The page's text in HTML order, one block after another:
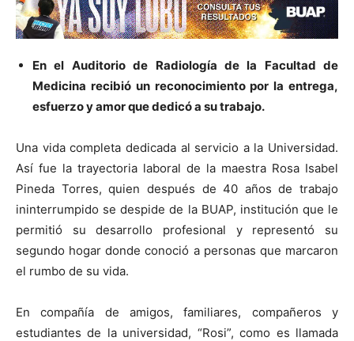
En el Auditorio de Radiología de la Facultad de
Medicina recibió un reconocimiento por la entrega,
esfuerzo y amor que dedicó a su trabajo.
Una vida completa dedicada al servicio a la Universidad.
Así fue la trayectoria laboral de la maestra Rosa Isabel
Pineda Torres, quien después de 40 años de trabajo
ininterrumpido se despide de la BUAP, institución que le
permitió su desarrollo profesional y representó su
segundo hogar donde conoció a personas que marcaron
el rumbo de su vida.
En compañía de amigos, familiares, compañeros y
estudiantes de la universidad, “Rosi”, como es llamada